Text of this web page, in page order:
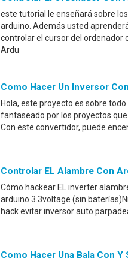
este tutorial le enseñará sobre
arduino. Además usted
controlar el cursor del ordenador
Ardu
Como Hacer Un Inversor
Hola, este proyecto es sobre
fantaseado por los proyectos
Con este convertidor, puede
Controlar EL Alambre Con
Cómo hackear EL inverter
arduino 3.3voltage (sin
hack evitar inversor auto
Como Hacer Una Bala Con